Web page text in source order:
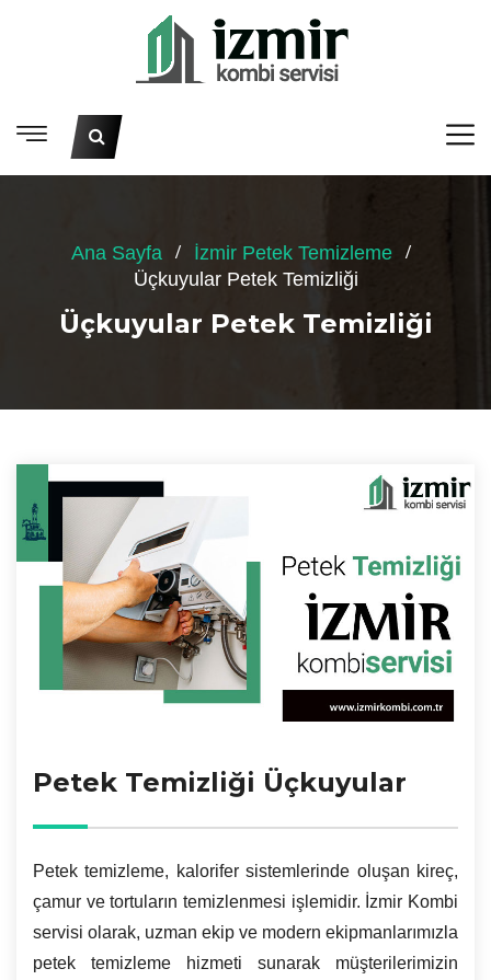
Ana Sayfa
İzmir Petek Temizleme
Üçkuyular Petek Temizliği
Üçkuyular Petek Temizliği
Petek Temizliği Üçkuyular
Petek temizleme, kalorifer sistemlerinde oluşan kireç,
çamur ve tortuların temizlenmesi işlemidir. İzmir Kombi
servisi olarak, uzman ekip ve modern ekipmanlarımızla
petek temizleme hizmeti sunarak müşterilerimizin